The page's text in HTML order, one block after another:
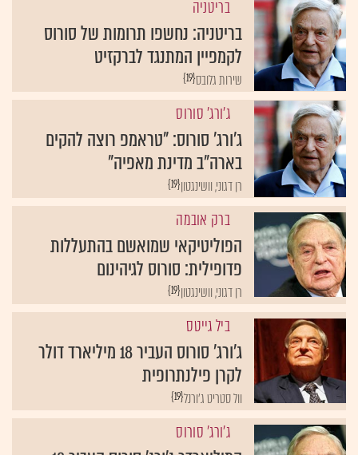
בריטניה
בריטניה: נחשפו תרומות של סורוס
לקמפיין המתנגד לברקזיט
{19}שירות גלובס
ג'ורג' סורוס
ג'ורג' סורוס: "טראמפ רוצה להקים
בארה"ב מדינת מאפיה"
{19}רן דגוני, וושינגטון
ברק אובמה
הפוליטיקאי שמואשם בהתעללות
פדופילית: סורוס לגיהינום
{19}רן דגוני, וושינגטון
ביל גייטס
ג'ורג' סורוס העביר 18 מיליארד דולר
לקרן פילנתרופית
{19}וול סטריט ג'ורנל
ג'ורג' סורוס